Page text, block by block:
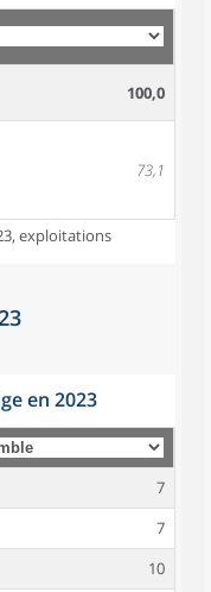
100,0
73,1
exploitations
en 2023
7
7
10